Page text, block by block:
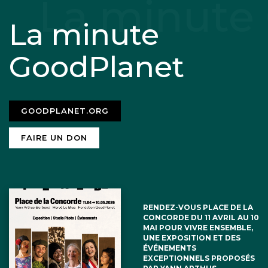
que depuis le début de l’être industriel,
que le cycle de la nature produit.
janvier chaque année et le comparer en
permanence à ce que produira le cycle
et de rendre flou ce qui est limpide.
La minute
GoodPlanet
GOODPLANET.ORG
FAIRE UN DON
RENDEZ-VOUS PLACE DE LA
CONCORDE DU 11 AVRIL AU 10
MAI POUR VIVRE ENSEMBLE,
UNE EXPOSITION ET DES
ÉVÉNEMENTS
EXCEPTIONNELS PROPOSÉS